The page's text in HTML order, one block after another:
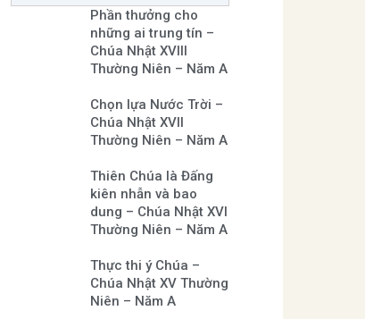
Phần thưởng cho
những ai trung tín –
Chúa Nhật XVIII
Thường Niên – Năm A
Chọn lựa Nước Trời –
Chúa Nhật XVII
Thường Niên – Năm A
Thiên Chúa là Đấng
kiên nhẫn và bao
dung – Chúa Nhật XVI
Thường Niên – Năm A
Thực thi ý Chúa –
Chúa Nhật XV Thường
Niên – Năm A